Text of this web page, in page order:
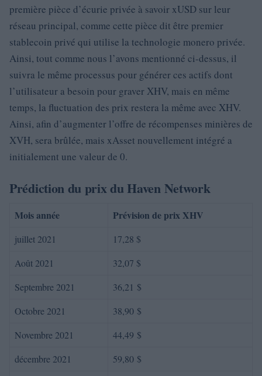
première pièce d’écurie privée à savoir xUSD sur leur
réseau principal, comme cette pièce dit être premier
stablecoin privé qui utilise la technologie monero privée.
Ainsi, tout comme nous l’avons mentionné ci-dessus, il
suivra le même processus pour générer ces actifs dont
l’utilisateur a besoin pour graver XHV, mais en même
temps, la fluctuation des prix restera la même avec XHV.
Ainsi, afin d’augmenter l’offre de récompenses minières de
XVH, sera brûlée, mais xAsset nouvellement intégré a
initialement une valeur de 0.
Prédiction du prix du Haven Network
Mois année Prévision de prix XHV
juillet 2021
17,28 $
Août 2021
32,07 $
Septembre 2021
36,21 $
Octobre 2021
38,90 $
Novembre 2021
44,49 $
décembre 2021
59,80 $